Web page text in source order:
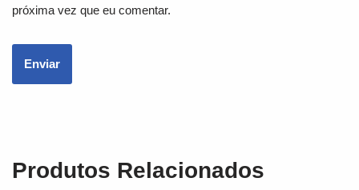
próxima vez que eu comentar.
Produtos Relacionados